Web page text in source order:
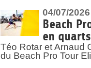
04/07/2026
Beach
en quarts
Téo Rotar et Arnaud
du Beach Pro Tour